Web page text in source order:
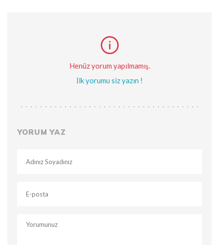
Henüz yorum yapılmamış.
İlk yorumu siz yazın !
YORUM YAZ